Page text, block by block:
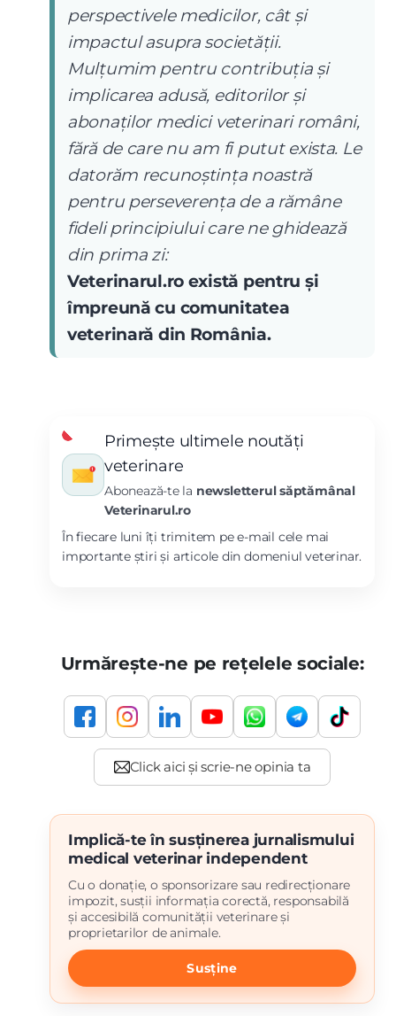
perspectivele medicilor, cât și
impactul asupra societății.
Mulțumim pentru contribuția și
implicarea adusă, editorilor și
abonaților medici veterinari români,
fără de care nu am fi putut exista. Le
datorăm recunoștința noastră
pentru perseverența de a rămâne
fideli principiului care ne ghidează
din prima zi:
Veterinarul.ro există pentru și
împreună cu comunitatea
veterinară din România.
Primește ultimele noutăți
veterinare
Abonează-te la newsletterul săptămânal
Veterinarul.ro
În fiecare luni îți trimitem pe e-mail cele mai
importante știri și articole din domeniul veterinar.
Urmărește-ne pe rețelele sociale:
Implică-te în susținerea jurnalismului
medical veterinar independent
Cu o donație, o sponsorizare sau redirecționare
impozit, susții informația corectă, responsabilă
și accesibilă comunității veterinare și
proprietarilor de animale.
Susține